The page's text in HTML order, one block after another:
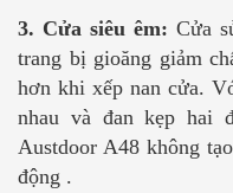
3. Cửa siêu êm: Cửa
trang bị gioăng giảm
hơn khi xếp nan cửa.
nhau và đan kẹp hai
Austdoor A48 không
động .